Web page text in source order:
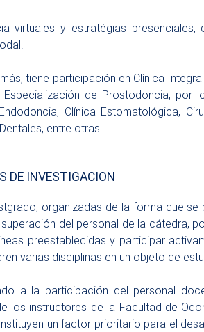
virtuales y estratégias presenciales,
tiene participación en Clínica
de Prostodoncia, por
Clínica Estomatológica,
entre otras.
DE INVESTIGACION
organizadas de la forma que se
del personal de la cátedra,
preestablecidas y participar
varias disciplinas en un objeto de
a la participación del personal
instructores de la Facultad de
un factor prioritario para el